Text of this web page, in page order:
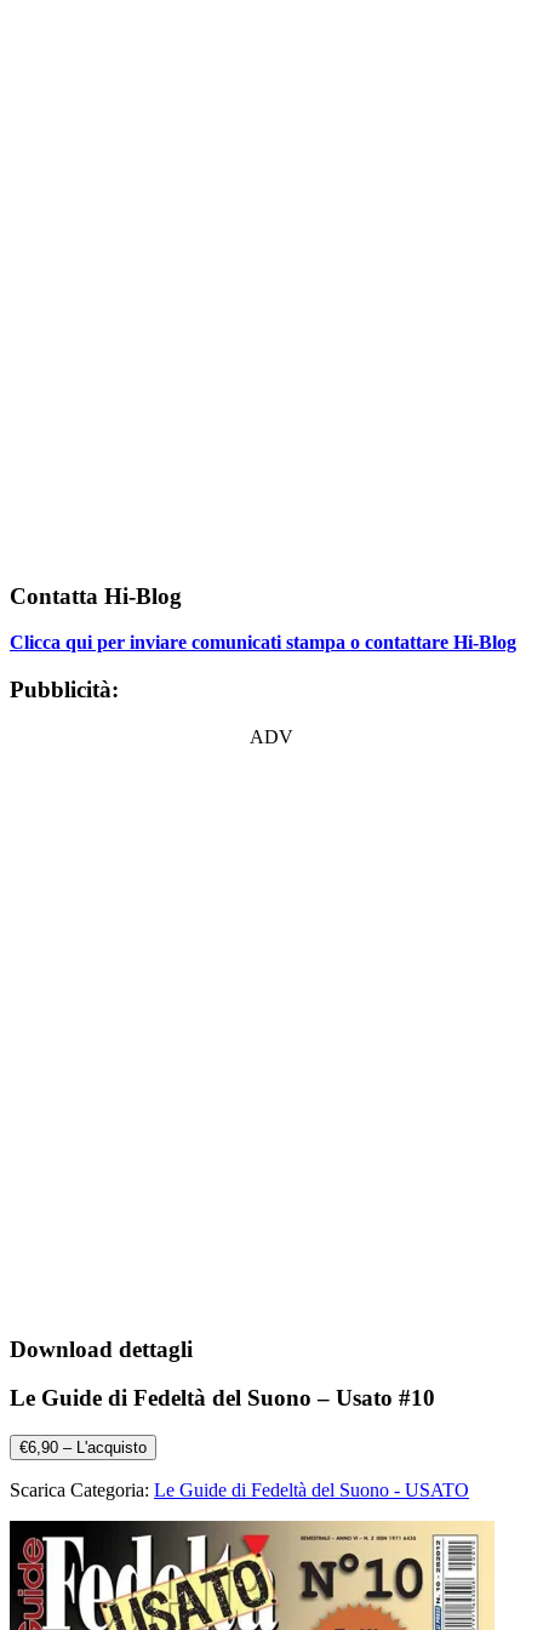
Contatta Hi-Blog
Clicca qui per inviare comunicati stampa o contattare Hi-Blog
Pubblicità:
ADV
Download dettagli
Le Guide di Fedeltà del Suono – Usato #10
€6,90 – L'acquisto
Scarica Categoria: Le Guide di Fedeltà del Suono - USATO